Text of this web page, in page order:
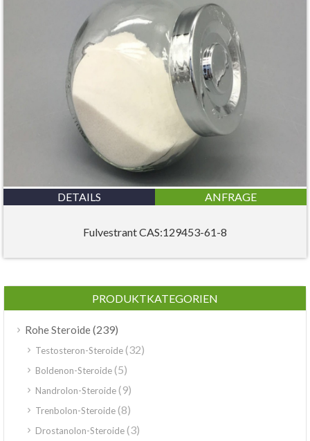
DETAILS ANFRAGE
Fulvestrant CAS:129453-61-8
PRODUKTKATEGORIEN
Rohe Steroide(239)
Testosteron-Steroide(32)
Boldenon-Steroide(5)
Nandrolon-Steroide(9)
Trenbolon-Steroide(8)
Drostanolon-Steroide(3)